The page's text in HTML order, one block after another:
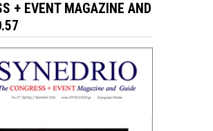
+ EVENT MAGAZINE AND